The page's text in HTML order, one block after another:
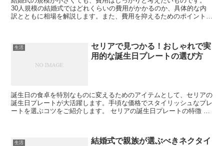
30人規模の結婚式ではどれくらいの費用がかかるのか、具体的な内
訳とともに相場を解説します。また、費用を抑えるためのポイントも
生活
セリアで見つかる！おしゃれで実
用的な誕生日プレートの選び方
誕生日の食卓を特別なものに変えるためのアイテムとして、セリアの
誕生日プレートが大活躍します。手頃な価格でスタイリッシュなプレ
ートを選ぶコツをご紹介します。 セリアの誕生日プレートの特徴 セ
生活
結婚式で親族が選ぶべきネクタイ